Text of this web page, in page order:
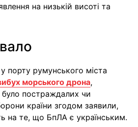
на низькій висоті та
порту румунського міста
морського дрона,
було постраждалих чи
країни згодом заявили,
на те, що БпЛА є українським.